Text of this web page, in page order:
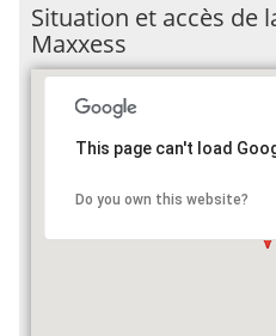
Situation et accès de
Maxxess
This page can't load
Do you own this website?